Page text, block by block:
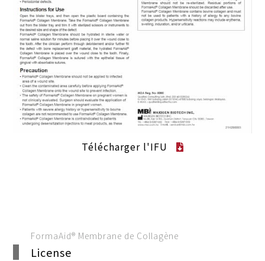
Télécharger l'IFU
FormaAid® Membrane de Collagène
License